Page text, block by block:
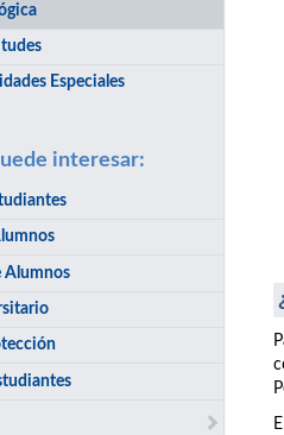
Especiales
interesar:
Alumnos